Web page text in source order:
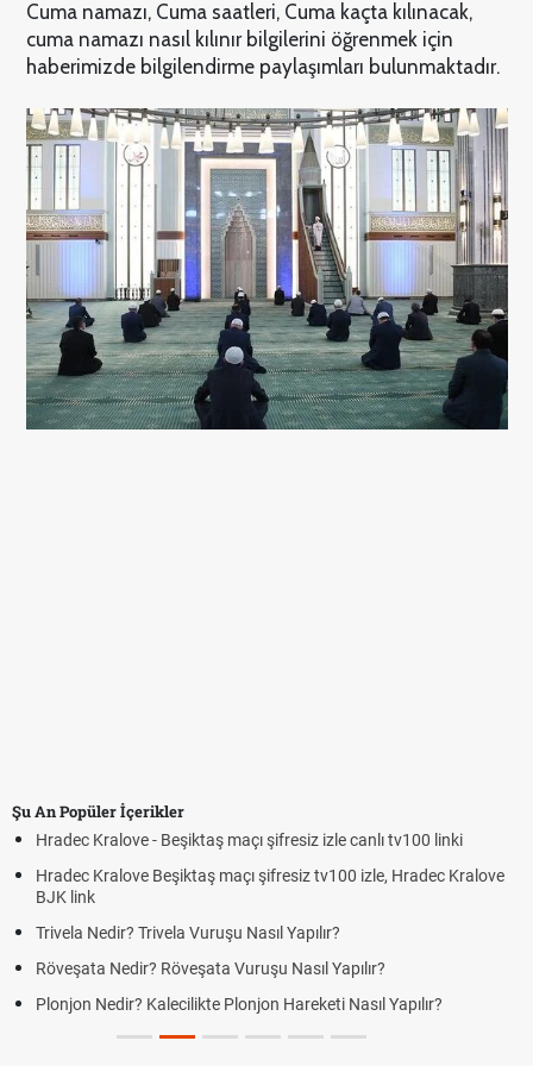
Cuma namazı, Cuma saatleri, Cuma kaçta kılınacak,
cuma namazı nasıl kılınır bilgilerini öğrenmek için
haberimizde bilgilendirme paylaşımları bulunmaktadır.
Şu An Popüler İçerikler
Hradec Kralove - Beşiktaş maçı şifresiz izle canlı tv100 linki
Hradec Kralove Beşiktaş maçı şifresiz tv100 izle, Hradec Kralove
BJK link
Trivela Nedir? Trivela Vuruşu Nasıl Yapılır?
Röveşata Nedir? Röveşata Vuruşu Nasıl Yapılır?
Plonjon Nedir? Kalecilikte Plonjon Hareketi Nasıl Yapılır?